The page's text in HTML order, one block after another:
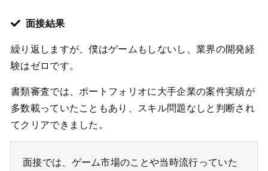
面接結果
繰り返しますが、僕はゲームもしないし、業界の開発経
験はゼロです。
書類審査では、ポートフォリオに大手企業の案件実績が
多数載っていたこともあり、スキル問題なしと判断され
てクリアできました。
面接では、ゲーム市場のことや当時流行っていた